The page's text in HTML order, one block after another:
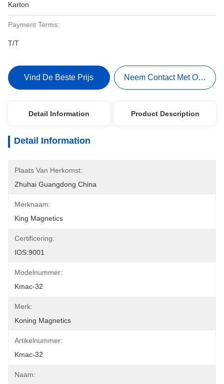
Karton
Payment Terms:
T/T
Vind De Beste Prijs Neem Contact Met Ons Op
Detail Information Product Description
Detail Information
Plaats Van Herkomst:
Zhuhai Guangdong China
Merknaam:
King Magnetics
Certificering:
IOS:9001
Modelnummer:
Kmac-32
Merk:
Koning Magnetics
Artikelnummer:
Kmac-32
Naam: